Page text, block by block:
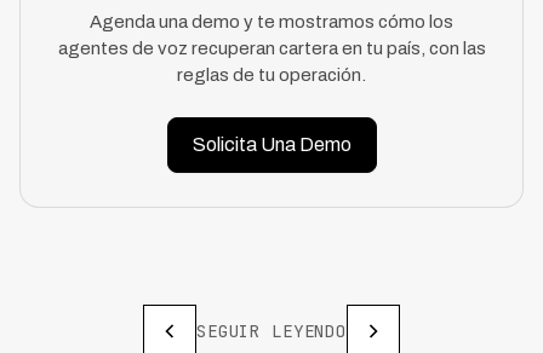
Agenda una demo y te mostramos cómo los
agentes de voz recuperan cartera en tu país, con las
reglas de tu operación.
Solicita Una Demo
SEGUIR LEYENDO